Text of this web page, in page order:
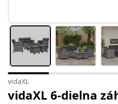
vidaXL
vidaXL 6-dielna